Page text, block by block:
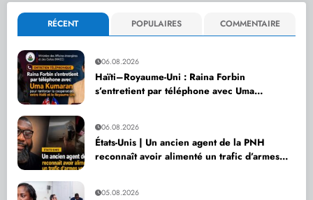
RÉCENT POPULAIRES COMMENTAIRE
06.08.2026
Haïti–Royaume-Uni : Raina Forbin
s’entretient par téléphone avec Uma
06.08.2026
États-Unis | Un ancien agent de la PNH
reconnaît avoir alimenté un trafic d’armes
05.08.2026